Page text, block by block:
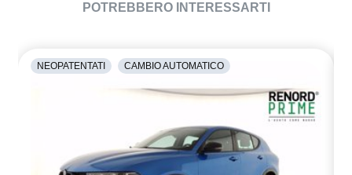
parking camera posteriore digitale HD
pulsante my safety disattivazione sistema driving assistance
replicazione smartphone wireless
retrovisore interno manuale con antiabbagliamento
retrovisori esterni neri
POTREBBERO INTERESSARTI
NEOPATENTATI CAMBIO AUTOMATICO